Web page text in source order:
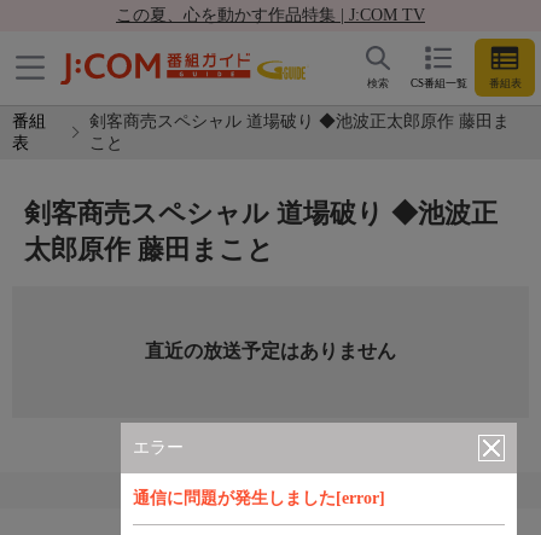
この夏、心を動かす作品特集 | J:COM TV
CS番組一覧 番組表
検索
番組
表
剣客商売スペシャル 道場破り ◆池波正太郎原作 藤田ま
こと
エラー
通信に問題が発生しました[error]
剣客商売スペシャル 道場破り ◆池波正
太郎原作 藤田まこと
直近の放送予定はありません